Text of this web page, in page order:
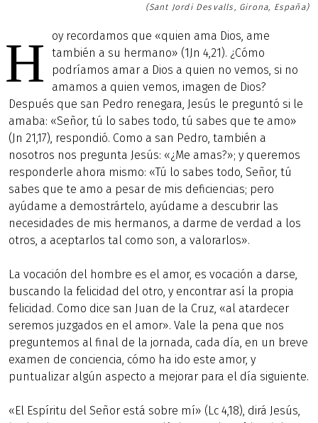
(Sant Jordi Desvalls, Girona, España)
H
oy recordamos que «quien ama Dios, ame
también a su hermano» (1Jn 4,21). ¿Cómo
podríamos amar a Dios a quien no vemos, si no
amamos a quien vemos, imagen de Dios?
Después que san Pedro renegara, Jesús le preguntó si le
amaba: «Señor, tú lo sabes todo, tú sabes que te amo»
(Jn 21,17), respondió. Como a san Pedro, también a
nosotros nos pregunta Jesús: «¿Me amas?»; y queremos
responderle ahora mismo: «Tú lo sabes todo, Señor, tú
sabes que te amo a pesar de mis deficiencias; pero
ayúdame a demostrártelo, ayúdame a descubrir las
necesidades de mis hermanos, a darme de verdad a los
otros, a aceptarlos tal como son, a valorarlos».
La vocación del hombre es el amor, es vocación a darse,
buscando la felicidad del otro, y encontrar así la propia
felicidad. Como dice san Juan de la Cruz, «al atardecer
seremos juzgados en el amor». Vale la pena que nos
preguntemos al final de la jornada, cada día, en un breve
examen de conciencia, cómo ha ido este amor, y
puntualizar algún aspecto a mejorar para el día siguiente.
«El Espíritu del Señor está sobre mí» (Lc 4,18), dirá Jesús,